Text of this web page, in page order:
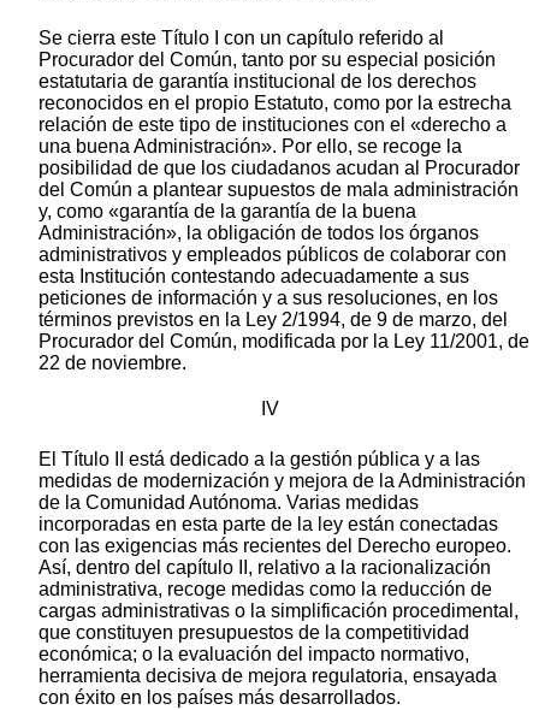
Se cierra este Título I con un capítulo referido al
Procurador del Común, tanto por su especial posición
estatutaria de garantía institucional de los derechos
reconocidos en el propio Estatuto, como por la estrecha
relación de este tipo de instituciones con el «derecho a
una buena Administración». Por ello, se recoge la
posibilidad de que los ciudadanos acudan al Procurador
del Común a plantear supuestos de mala administración
y, como «garantía de la garantía de la buena
Administración», la obligación de todos los órganos
administrativos y empleados públicos de colaborar con
esta Institución contestando adecuadamente a sus
peticiones de información y a sus resoluciones, en los
términos previstos en la Ley 2/1994, de 9 de marzo, del
Procurador del Común, modificada por la Ley 11/2001, de
22 de noviembre.
IV
El Título II está dedicado a la gestión pública y a las
medidas de modernización y mejora de la Administración
de la Comunidad Autónoma. Varias medidas
incorporadas en esta parte de la ley están conectadas
con las exigencias más recientes del Derecho europeo.
Así, dentro del capítulo II, relativo a la racionalización
administrativa, recoge medidas como la reducción de
cargas administrativas o la simplificación procedimental,
que constituyen presupuestos de la competitividad
económica; o la evaluación del impacto normativo,
herramienta decisiva de mejora regulatoria, ensayada
con éxito en los países más desarrollados.